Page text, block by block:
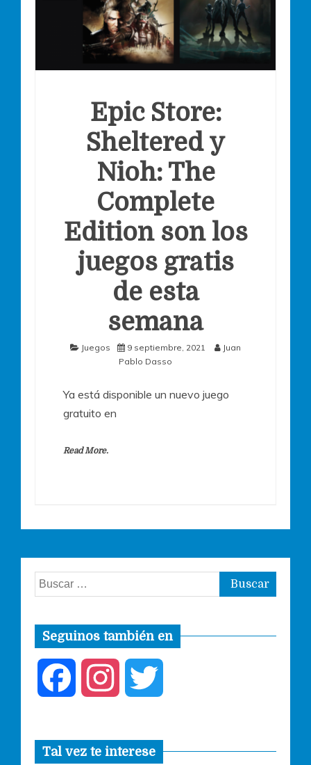
Epic Store:
Sheltered y
Nioh: The
Complete
Edition son los
juegos gratis
de esta
semana
Juegos 9 septiembre, 2021
Juan
Pablo Dasso
Ya está disponible un nuevo juego
gratuito en
Read More.
Buscar:
Seguinos también en
c s i
Tal vez te interese